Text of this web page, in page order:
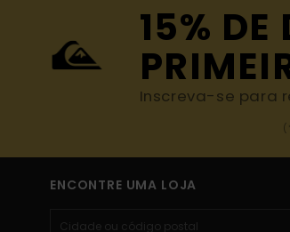
15% DE
Inscreva-se para
ENCONTRE UMA LOJA